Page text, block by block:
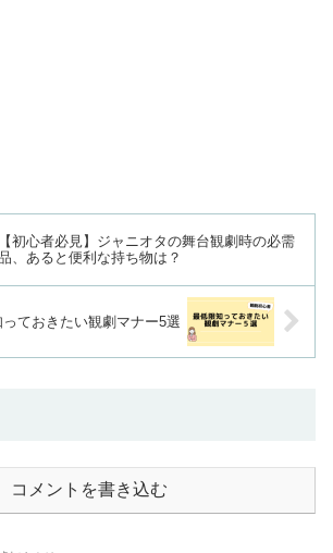
【初心者必見】ジャニオタの舞台観劇時の必需
、あると便利な持ち物は？
ておきたい観劇マナー5選
コメントを書き込む